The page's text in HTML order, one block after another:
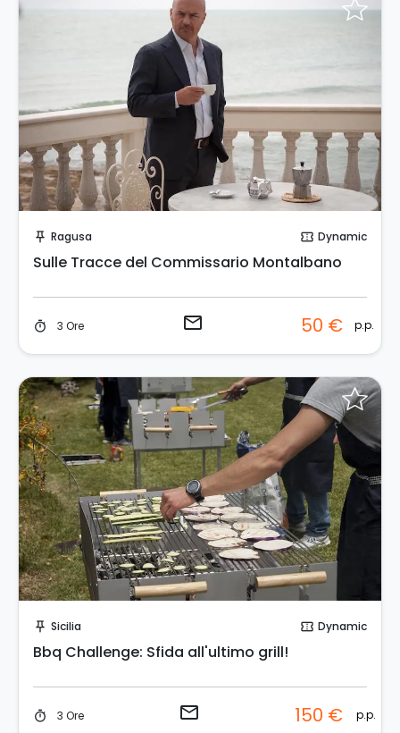
push_pin Ragusa confirmation_number Dynamic
Sulle Tracce del Commissario Montalbano
timer 3 Ore email 50 € p.p.
push_pin Sicilia confirmation_number Dynamic
Bbq Challenge: Sfida all'ultimo grill!
timer 3 Ore email 150 € p.p.